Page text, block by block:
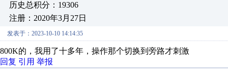
历史总积分：19306
注册：2020年3月27日
发表于：2023-10-10 14:14:35
800K的，我用了十多年，操作那个切换到旁路才刺激
回复 引用 举报